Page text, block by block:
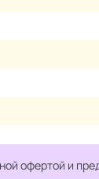
офертой и